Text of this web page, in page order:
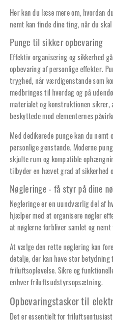
Her kan du læse mere om, hvordan
nemt kan finde dine ting, når du
Punge til sikker opbevaring
Effektiv organisering og sikkerhed
opbevaring af personlige effekter.
tryghed, når værdigenstande som
medbringes til hverdag og på
materialet og konstruktionen sikrer,
beskyttede mod elementernes
Med dedikerede punge kan du nemt
personlige genstande. Moderne
skjulte rum og kompatible
tilbyder en hævet grad af sikkerhed
Nøgleringe - få styr på dine
Nøgleringe er en uundværlig del af
hjælper med at organisere nøgler
at nøglerne forbliver samlet og
At vælge den rette nøglering kan
detalje, der kan have stor
friluftsoplevelse. Sikre og
enhver friluftsudstyrsopsætning.
Opbevaringstasker til
Det er essentielt for